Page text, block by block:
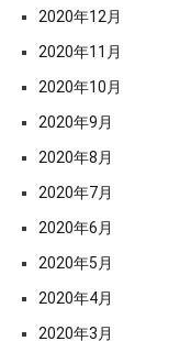
2020年12月
2020年11月
2020年10月
2020年9月
2020年8月
2020年7月
2020年6月
2020年5月
2020年4月
2020年3月